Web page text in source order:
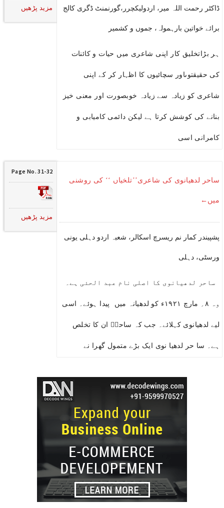
برائے خواتین بارہمولہ، جموں و کشمیر
ہر بڑاتخلیق کار اپنی شاعری میں حیات و کائنات
کی حقیقتوںاور سچائیوں کا اظہار کر کے اپنی
شاعری کو زیادہ سے زیادہ خوبصورت اور معنی خیز
بنانے کی کوشش کرتا ہے لیکن دائمی کامیابی و
کامرانی اسی
مزید پڑھیں
ساحر لدھیانوی کی شاعری’’تلخیاں ‘‘ کی روشنی
میں←
پشپیندر کمار نم ریسرچ اسکالر، شعبہ اردو دہلی یونی
ورسٹی، دہلی
ساحر لدھیانوی کا اصلی نام عبد الحئی ہے۔
وہ ۸؍ مارچ ۱۹۲۱ء کو لدھیانہ میں پیدا ہوئے۔ اسی
لیے لدھیانوی کہلائے۔ جب کہ ساحرؔ ان کا تخلص
ہے۔ سا حر لدھیا نوی ایک بڑے متمول گھرا نے
Page No. 31-32
مزید پڑھیں